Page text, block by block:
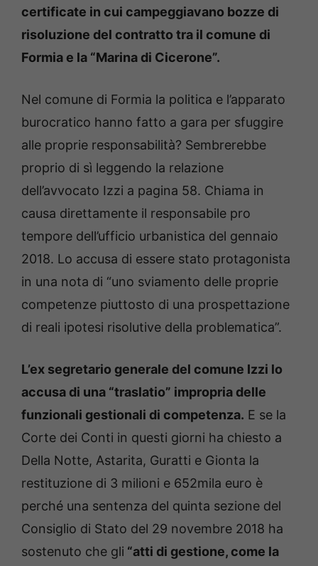
certificate in cui campeggiavano bozze di
risoluzione del contratto tra il comune di
Formia e la “Marina di Cicerone”.
Nel comune di Formia la politica e l’apparato
burocratico hanno fatto a gara per sfuggire
alle proprie responsabilità? Sembrerebbe
proprio di sì leggendo la relazione
dell’avvocato Izzi a pagina 58. Chiama in
causa direttamente il responsabile pro
tempore dell’ufficio urbanistica del gennaio
2018. Lo accusa di essere stato protagonista
in una nota di “uno sviamento delle proprie
competenze piuttosto di una prospettazione
di reali ipotesi risolutive della problematica”.
L’ex segretario generale del comune Izzi lo
accusa di una “traslatio” impropria delle
funzionali gestionali di competenza. E se la
Corte dei Conti in questi giorni ha chiesto a
Della Notte, Astarita, Guratti e Gionta la
restituzione di 3 milioni e 652mila euro è
perché una sentenza del quinta sezione del
Consiglio di Stato del 29 novembre 2018 ha
sostenuto che gli “atti di gestione, come la